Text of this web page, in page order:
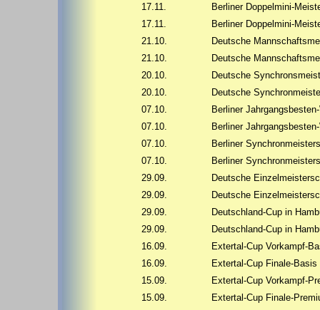
17.11.
Berliner Doppelmini-
17.11.
Berliner Doppelmini-
21.10.
Deutsche
21.10.
Deutsche
20.10.
Deutsche
20.10.
Deutsche
07.10.
Berliner
07.10.
Berliner
07.10.
Berliner
07.10.
Berliner
29.09.
Deutsche
29.09.
Deutsche
29.09.
Deutschland-Cup in
29.09.
Deutschland-Cup in
16.09.
Extertal-Cup Vorkampf-
16.09.
Extertal-Cup Finale-
15.09.
Extertal-Cup Vorkampf-
15.09.
Extertal-Cup Finale-